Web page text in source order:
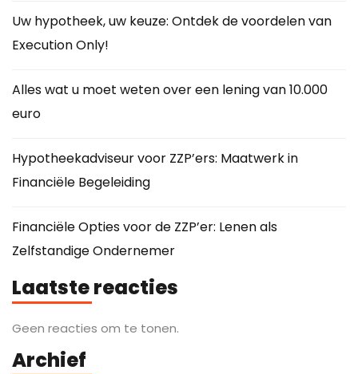
Uw hypotheek, uw keuze: Ontdek de voordelen van
Execution Only!
Alles wat u moet weten over een lening van 10.000
euro
Hypotheekadviseur voor ZZP’ers: Maatwerk in
Financiële Begeleiding
Financiële Opties voor de ZZP’er: Lenen als
Zelfstandige Ondernemer
Laatste reacties
Geen reacties om te tonen.
Archief